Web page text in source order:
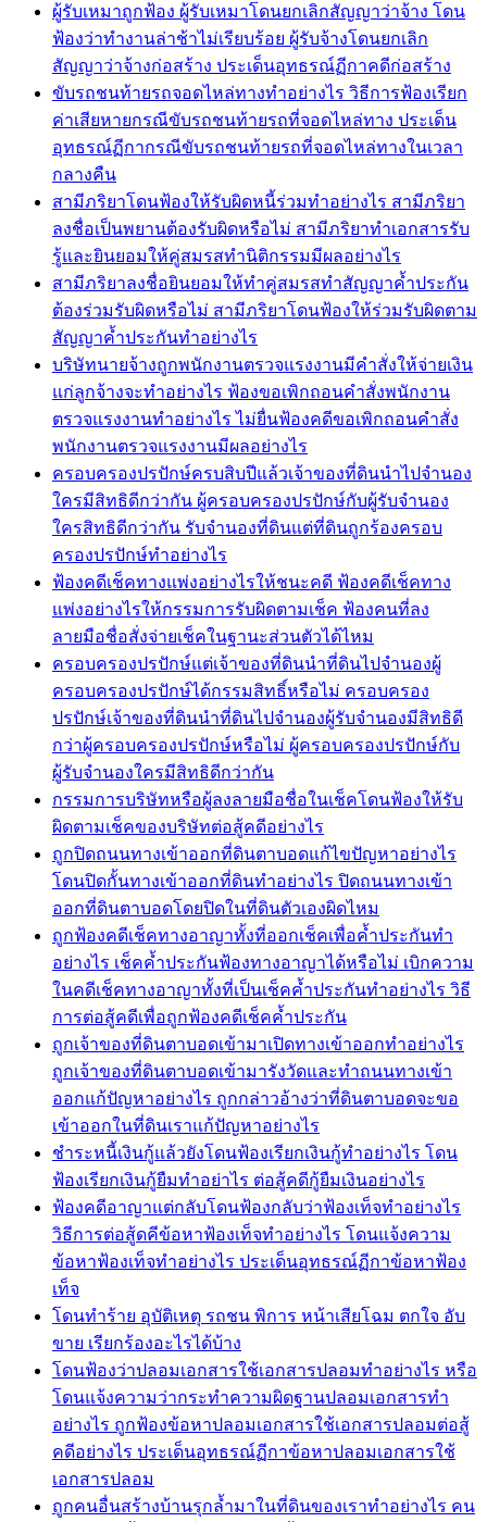
ผู้รับเหมาถูกฟ้อง ผู้รับเหมาโดนยกเลิกสัญญาว่าจ้าง โดน
ฟ้องว่าทำงานล่าช้าไม่เรียบร้อย ผู้รับจ้างโดนยกเลิก
สัญญาว่าจ้างก่อสร้าง ประเด็นอุทธรณ์ฏีกาคดีก่อสร้าง
ขับรถชนท้ายรถจอดไหล่ทางทำอย่างไร วิธีการฟ้องเรียก
ค่าเสียหายกรณีขับรถชนท้ายรถที่จอดไหล่ทาง ประเด็น
อุทธรณ์ฏีกากรณีขับรถชนท้ายรถที่จอดไหล่ทางในเวลา
กลางคืน
สามีภริยาโดนฟ้องให้รับผิดหนี้ร่วมทำอย่างไร สามีภริยา
ลงชื่อเป็นพยานต้องรับผิดหรือไม่ สามีภริยาทำเอกสารรับ
รู้และยินยอมให้คู่สมรสทำนิติกรรมมีผลอย่างไร
สามีภริยาลงชื่อยินยอมให้ทำคู่สมรสทำสัญญาค้ำประกัน
ต้องร่วมรับผิดหรือไม่ สามีภริยาโดนฟ้องให้ร่วมรับผิดตาม
สัญญาค้ำประกันทำอย่างไร
บริษัทนายจ้างถูกพนักงานตรวจแรงงานมีคำสั่งให้จ่ายเงิน
แก่ลูกจ้างจะทำอย่างไร ฟ้องขอเพิกถอนคำสั่งพนักงาน
ตรวจแรงงานทำอย่างไร ไม่ยื่นฟ้องคดีขอเพิกถอนคำสั่ง
พนักงานตรวจแรงงานมีผลอย่างไร
ครอบครองปรปักษ์ครบสิบปีแล้วเจ้าของที่ดินนำไปจำนอง
ใครมีสิทธิดีกว่ากัน ผู้ครอบครองปรปักษ์กับผู้รับจำนอง
ใครสิทธิดีกว่ากัน รับจำนองที่ดินแต่ที่ดินถูกร้องครอบ
ครองปรปักษ์ทำอย่างไร
ฟ้องคดีเช็คทางแพ่งอย่างไรให้ชนะคดี ฟ้องคดีเช็คทาง
แพ่งอย่างไรให้กรรมการรับผิดตามเช็ค ฟ้องคนที่ลง
ลายมือชื่อสั่งจ่ายเช็คในฐานะส่วนตัวได้ไหม
ครอบครองปรปักษ์แต่เจ้าของที่ดินนำที่ดินไปจำนองผู้
ครอบครองปรปักษ์ได้กรรมสิทธิ์หรือไม่ ครอบครอง
ปรปักษ์เจ้าของที่ดินนำที่ดินไปจำนองผู้รับจำนองมีสิทธิดี
กว่าผู้ครอบครองปรปักษ์หรือไม่ ผู้ครอบครองปรปักษ์กับ
ผู้รับจำนองใครมีสิทธิดีกว่ากัน
กรรมการบริษัทหรือผู้ลงลายมือชื่อในเช็คโดนฟ้องให้รับ
ผิดตามเช็คของบริษัทต่อสู้คดีอย่างไร
ถูกปิดถนนทางเข้าออกที่ดินตาบอดแก้ไขปัญหาอย่างไร
โดนปิดกั้นทางเข้าออกที่ดินทำอย่างไร ปิดถนนทางเข้า
ออกที่ดินตาบอดโดยปิดในที่ดินตัวเองผิดไหม
ถูกฟ้องคดีเช็คทางอาญาทั้งที่ออกเช็คเพื่อค้ำประกันทำ
อย่างไร เช็คค้ำประกันฟ้องทางอาญาได้หรือไม่ เบิกความ
ในคดีเช็คทางอาญาทั้งที่เป็นเช็คค้ำประกันทำอย่างไร วิธี
การต่อสู้คดีเพื่อถูกฟ้องคดีเช็คค้ำประกัน
ถูกเจ้าของที่ดินตาบอดเข้ามาเปิดทางเข้าออกทำอย่างไร
ถูกเจ้าของที่ดินตาบอดเข้ามารังวัดและทำถนนทางเข้า
ออกแก้ปัญหาอย่างไร ถูกกล่าวอ้างว่าที่ดินตาบอดจะขอ
เข้าออกในที่ดินเราแก้ปัญหาอย่างไร
ชำระหนี้เงินกู้แล้วยังโดนฟ้องเรียกเงินกู้ทำอย่างไร โดน
ฟ้องเรียกเงินกู้ยืมทำอย่าไร ต่อสู้คดีกู้ยืมเงินอย่างไร
ฟ้องคดีอาญาแต่กลับโดนฟ้องกลับว่าฟ้องเท็จทำอย่างไร
วิธีการต่อสู้ดคีข้อหาฟ้องเท็จทำอย่างไร โดนแจ้งความ
ข้อหาฟ้องเท็จทำอย่างไร ประเด็นอุทธรณ์ฏีกาข้อหาฟ้อง
เท็จ
โดนทำร้าย อุบัติเหตุ รถชน พิการ หน้าเสียโฉม ตกใจ อับ
ขาย เรียกร้องอะไรได้บ้าง
โดนฟ้องว่าปลอมเอกสารใช้เอกสารปลอมทำอย่างไร หรือ
โดนแจ้งความว่ากระทำความผิดฐานปลอมเอกสารทำ
อย่างไร ถูกฟ้องข้อหาปลอมเอกสารใช้เอกสารปลอมต่อสู้
คดีอย่างไร ประเด็นอุทธรณ์ฏีกาข้อหาปลอมเอกสารใช้
เอกสารปลอม
ถูกคนอื่นสร้างบ้านรุกล้ำมาในที่ดินของเราทำอย่างไร คน